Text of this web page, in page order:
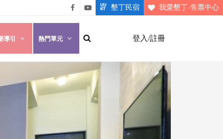
悠遊
墾丁
粉絲
墾丁
介紹
墾丁民宿 我愛墾丁-售票中心
登入/註冊
導引 熱門單元